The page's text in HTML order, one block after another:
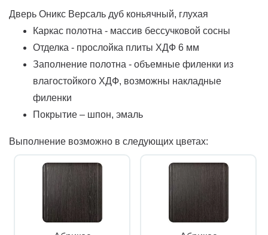
Дверь Оникс Версаль дуб коньячный, глухая
Каркас полотна - массив бессучковой сосны
Отделка - прослойка плиты ХДФ 6 мм
Заполнение полотна - объемные филенки из
влагостойкого ХДФ, возможны накладные
филенки
Покрытие – шпон, эмаль
Выполнение возможно в следующих цветах: